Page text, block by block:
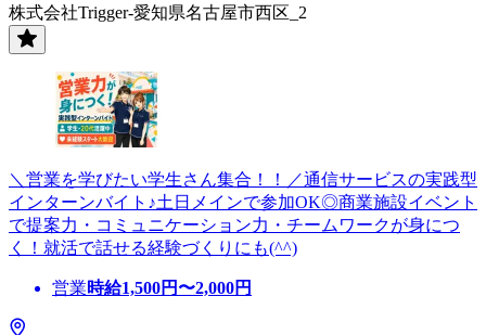
株式会社Trigger-愛知県名古屋市西区_2
＼営業を学びたい学生さん集合！！／通信サービスの実践型
インターンバイト♪土日メインで参加OK◎商業施設イベント
で提案力・コミュニケーション力・チームワークが身につ
く！就活で話せる経験づくりにも(^^)
営業時給1,500円〜2,000円